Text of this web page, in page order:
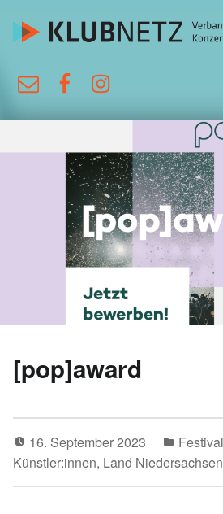
[pop]award
16. September 2023
Künstler:innen, Land Niedersachsen